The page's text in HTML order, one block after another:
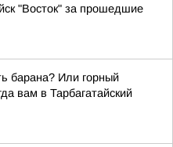
"Восток" за прошедшие
барана? Или горный
вам в Тарбагатайский